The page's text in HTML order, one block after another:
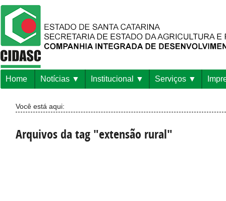
Home Notícias Institucional Serviços
Você está aqui:
Arquivos da tag "extensão rural"